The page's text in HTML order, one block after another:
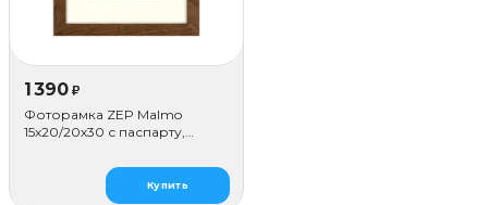
1 390 ₽
Фоторамка ZEP Malmo
15х20/20х30 с паспарту,
Купить